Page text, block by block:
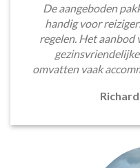
De aangeboden
handig voor
regelen. Het
omvatten vaak